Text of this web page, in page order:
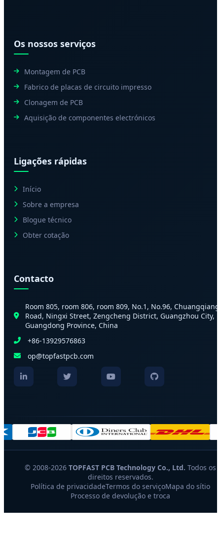
Os nossos serviços
Montagem de PCB
Fabrico de placas de circuito impresso
Clonagem de PCB
Aquisição de componentes electrónicos
Ligações rápidas
Início
Sobre a empresa
Blogue técnico
Obter cotação
Contacto
Room 805, room 806, room 809, No.1, No.96, Chuangqiang
Road, Ningxi Street, Zengcheng District, Guangzhou City,
Guangdong Province, China
+86-13929576863
op@topfastpcb.com
© 2008-2026 TOPFAST PCB Technology Co., Ltd. Todos os
direitos reservados.
Política de privacidadeTermos do serviçoMapa do sítio
Processo de devolução e troca